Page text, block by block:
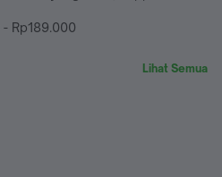
- Rp189.000
Lihat Semua